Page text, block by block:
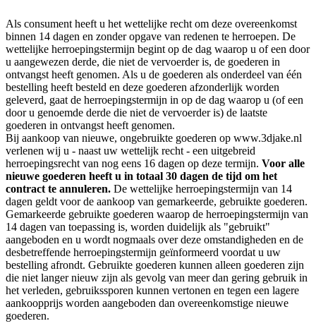
Als consument heeft u het wettelijke recht om deze overeenkomst
binnen 14 dagen en zonder opgave van redenen te herroepen. De
wettelijke herroepingstermijn begint op de dag waarop u of een door
u aangewezen derde, die niet de vervoerder is, de goederen in
ontvangst heeft genomen. Als u de goederen als onderdeel van één
bestelling heeft besteld en deze goederen afzonderlijk worden
geleverd, gaat de herroepingstermijn in op de dag waarop u (of een
door u genoemde derde die niet de vervoerder is) de laatste
goederen in ontvangst heeft genomen.
Bij aankoop van nieuwe, ongebruikte goederen op www.3djake.nl
verlenen wij u - naast uw wettelijk recht - een uitgebreid
herroepingsrecht van nog eens 16 dagen op deze termijn. Voor alle
nieuwe goederen heeft u in totaal 30 dagen de tijd om het
contract te annuleren. De wettelijke herroepingstermijn van 14
dagen geldt voor de aankoop van gemarkeerde, gebruikte goederen.
Gemarkeerde gebruikte goederen waarop de herroepingstermijn van
14 dagen van toepassing is, worden duidelijk als "gebruikt"
aangeboden en u wordt nogmaals over deze omstandigheden en de
desbetreffende herroepingstermijn geïnformeerd voordat u uw
bestelling afrondt. Gebruikte goederen kunnen alleen goederen zijn
die niet langer nieuw zijn als gevolg van meer dan gering gebruik in
het verleden, gebruikssporen kunnen vertonen en tegen een lagere
aankoopprijs worden aangeboden dan overeenkomstige nieuwe
goederen.